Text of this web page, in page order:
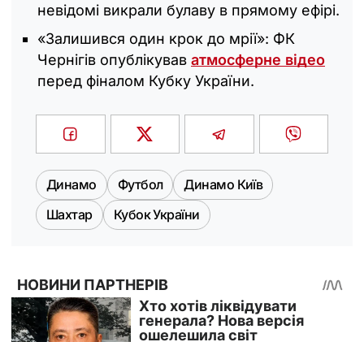
невідомі викрали булаву в прямому ефірі.
«Залишився один крок до мрії»: ФК
Чернігів опублікував атмосферне відео
перед фіналом Кубку України.
Динамо Футбол
Динамо Київ
Шахтар
Кубок України